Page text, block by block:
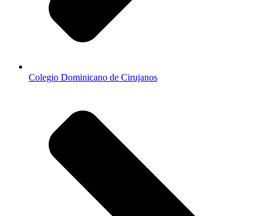
Colegio Dominicano de Cirujanos